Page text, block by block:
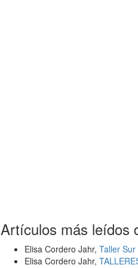
Artículos más leídos
Elisa Cordero Jahr, Taller Sur
Elisa Cordero Jahr,